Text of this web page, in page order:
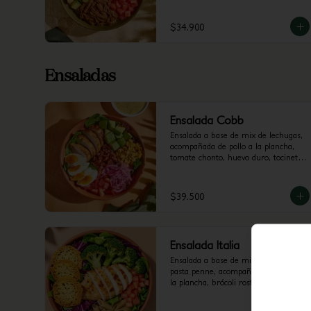
$34.900
Ensaladas
Ensalada Cobb
Ensalada a base de mix de lechugas,
acompañada de pollo a la plancha,
tomate chonto, huevo duro, tocineta,
Recomendada con vinagreta
Mediterránea.
$39.500
Ensalada Italia
Ensalada a base de mix de lechugas y
pasta penne, acompañada de pollo a
la plancha, brócoli rostizado, tomate